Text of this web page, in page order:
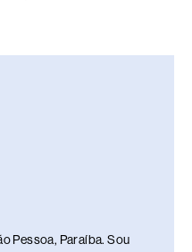
s
p
y
n
Pessoa, Paraíba. Sou